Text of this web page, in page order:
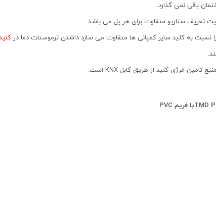
باقی نمی گذارد.
تعریف سناریو متفاوت برای هر پل می باشد